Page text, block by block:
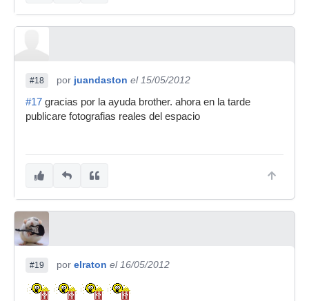
#18 por juandaston el 15/05/2012
#17 gracias por la ayuda brother. ahora en la tarde
publicare fotografias reales del espacio
#19 por elraton el 16/05/2012